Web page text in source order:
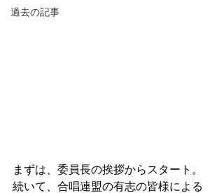
過去の記事
まずは、委員長の挨拶からスタート。
続いて、合唱連盟の有志の皆様による